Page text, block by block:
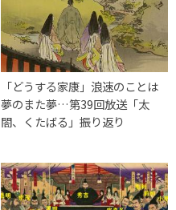
「どうする家康」浪速のことは
夢のまた夢…第39回放送「太
閤、くたばる」振り返り